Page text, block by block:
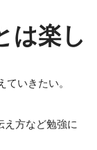
は楽し
ていきたい。
え方など勉強に